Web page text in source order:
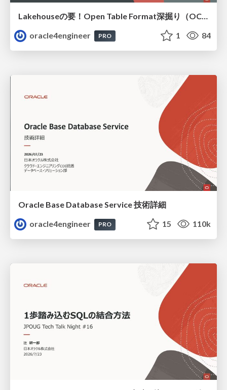
Lakehouseの要！Open Table Format深掘り（OCHaCafe Season 11 #6）
oracle4engineer
PRO 1 84
Oracle Base Database Service 技術詳細
oracle4engineer
PRO 15 110k